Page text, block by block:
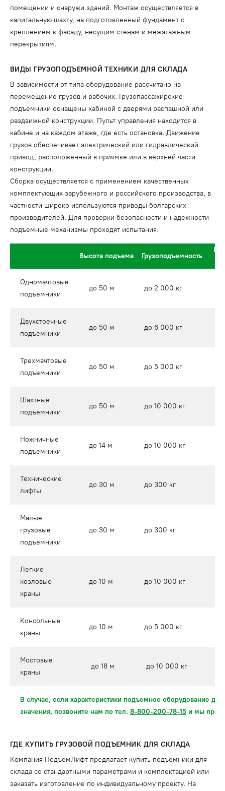
помещении и снаружи зданий. Монтаж осуществляется в
капитальную шахту, на подготовленный фундамент с
креплением к фасаду, несущим стенам и межэтажным
перекрытиям.
ВИДЫ ГРУЗОПОДЪЕМНОЙ ТЕХНИКИ ДЛЯ СКЛАДА
В зависимости от типа оборудование рассчитано на
перемещение грузов и рабочих. Грузопассажирские
подъемники оснащены кабиной с дверями распашной или
раздвижной конструкции. Пульт управления находится в
кабине и на каждом этаже, где есть остановка. Движение
грузов обеспечивает электрический или гидравлический
привод, расположенный в приямке или в верхней части
конструкции.
Сборка осуществляется с применением качественных
комплектующих зарубежного и российского производства, в
частности широко используются приводы болгарских
производителей. Для проверки безопасности и надежности
подъемные механизмы проходят испытания.
Высота подъема Грузоподъемность
Одномачтовые
подъемники
до 50 м до 2 000 кг
Двухстоечные
подъемники
до 50 м до 6 000 кг
Трехмачтовые
подъемники
до 50 м до 5 000 кг
Шахтные
подъемники
до 50 м до 10 000 кг
Ножничные
подъемники
до 14 м до 10 000 кг
Технические
лифты
до 30 м до 300 кг
Малые
грузовые
подъемники
до 30 м до 300 кг
Легкие
козловые
краны
до 10 м до 10 000 кг
Консольные
краны
до 10 м до 5 000 кг
Мостовые
краны
до 18 м до 10 000 кг
В случае, если характеристики подъемное оборудование
значения, позвоните нам по тел. 8-800-200-78-15 и мы
ГДЕ КУПИТЬ ГРУЗОВОЙ ПОДЪЕМНИК ДЛЯ СКЛАДА
Компания ПодъемЛифт предлагает купить подъемники для
склада со стандартными параметрами и комплектацией или
заказать изготовление по индивидуальному проекту. На